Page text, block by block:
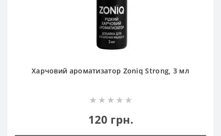
Харчовий ароматизатор Zoniq Strong, 3 мл
120 грн.